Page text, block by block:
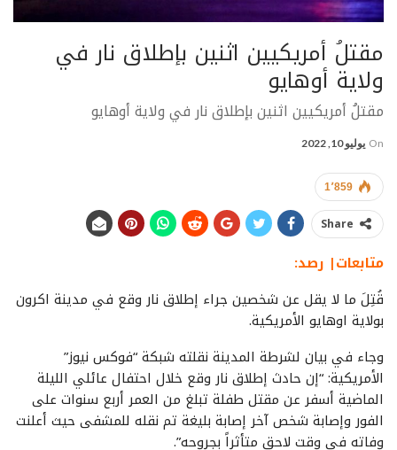
مقتلُ أمريكيين اثنين بإطلاق نار في
ولاية أوهايو
مقتلُ أمريكيين اثنين بإطلاق نار في ولاية أوهايو
On يوليو 10, 2022
1٬859
Share
متابعات| رصد:
قُتِلَ ما لا يقل عن شخصين جراء إطلاق نار وقع في مدينة اكرون
بولاية اوهايو الأمريكية.
وجاء في بيان لشرطة المدينة نقلته شبكة “فوكس نيوز”
الأمريكية: “إن حادث إطلاق نار وقع خلال احتفال عائلي الليلة
الماضية أسفر عن مقتل طفلة تبلغ من العمر أربع سنوات على
الفور وإصابة شخص آخر إصابة بليغة تم نقله للمشفى حيث أعلنت
وفاته في وقت لاحق متأثراً بجروحه”.